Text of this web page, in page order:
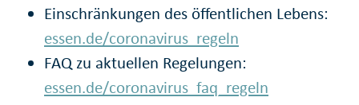
Einschränkungen des öffentlichen Lebens:
essen.de/coronavirus_regeln
FAQ zu aktuellen Regelungen:
essen.de/coronavirus_faq_regeln